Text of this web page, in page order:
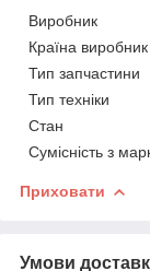
Виробник
Країна виробник
Тип запчастини
Тип техніки
Стан
Сумісність з
Приховати
Умови